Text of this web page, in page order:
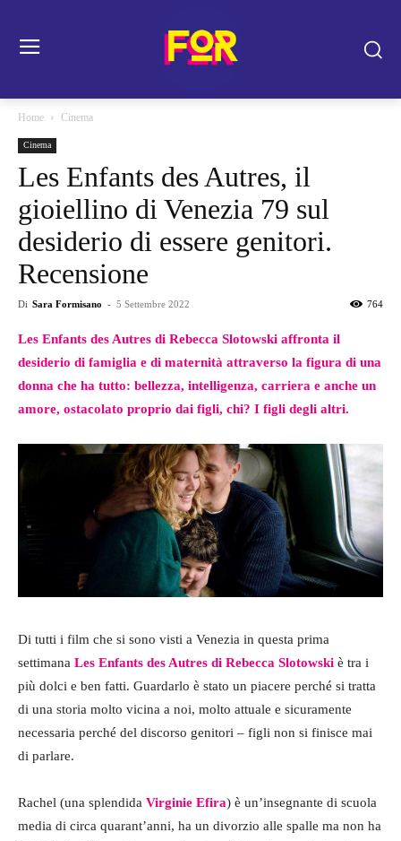
Home Cinema
Cinema
Les Enfants des Autres, il
gioiellino di Venezia 79 sul
desiderio di essere genitori.
Recensione
Di Sara Formisano - 5 Settembre 2022 764
Les Enfants des Autres di Rebecca Slotowski affronta il
desiderio di famiglia e di maternità attraverso la figura di una
donna che ha tutto: bellezza, intelligenza, carriera e anche un
amore, ostacolato proprio dai figli, chi? I figli degli altri.
Di tutti i film che si sono visti a Venezia in questa prima
settimana Les Enfants des Autres di Rebecca Slotowski è tra i
più dolci e ben fatti. Guardarlo è stato un piacere perché si tratta
di una storia molto vicina a noi, molto attuale e sicuramente
necessaria perché del discorso genitori – figli non si finisce mai
di parlare.
Rachel (una splendida Virginie Efira) è un’insegnante di scuola
media di circa quarant’anni, ha un divorzio alle spalle ma non ha